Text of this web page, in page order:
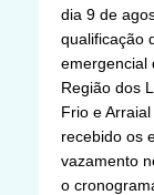
dia 9 de
qualificação
emergencial
Região dos
Frio e
recebido os
vazamento
o